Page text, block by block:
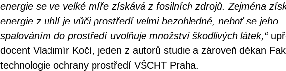
energie se ve velké míře získává z fosilních zdrojů. Zejména
energie z uhlí je vůči prostředí velmi bezohledné, neboť se jeho
spalováním do prostředí uvolňuje množství škodlivých látek,“
docent Vladimír Kočí, jeden z autorů studie a zároveň děkan
technologie ochrany prostředí VŠCHT Praha.